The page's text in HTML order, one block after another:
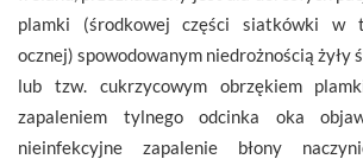
plamki (środkowej części siatkówki w
ocznej) spowodowanym niedrożnością żyły
lub tzw. cukrzycowym obrzękiem
zapaleniem tylnego odcinka oka
nieinfekcyjne zapalenie błony